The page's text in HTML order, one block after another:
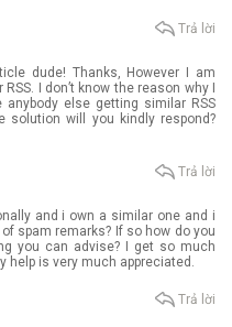
dude! Thanks, However I am
I don’t know the reason why I
else getting similar RSS
solution will you kindly respond?
Trả lời
and i own a similar one and i
spam remarks? If so how do you
you can advise? I get so much
help is very much appreciated.
Trả lời
Trả lời